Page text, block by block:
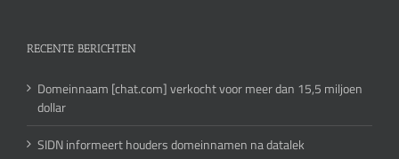
RECENTE BERICHTEN
Domeinnaam [chat.com] verkocht voor meer dan 15,5 miljoen
dollar
SIDN informeert houders domeinnamen na datalek